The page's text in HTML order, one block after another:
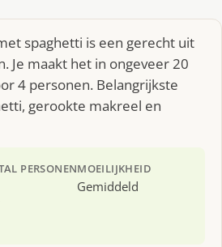
spaghetti is een gerecht uit
Je maakt het in ongeveer 20
4 personen. Belangrijkste
gerookte makreel en
PERSONENMOEILIJKHEID
Gemiddeld